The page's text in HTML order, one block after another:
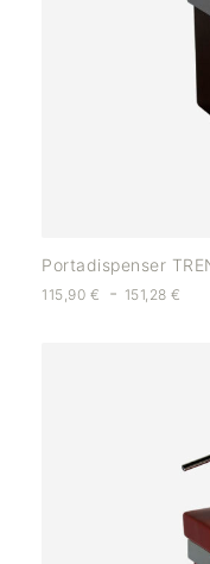
Portadispenser
115,90 € - 151,28€